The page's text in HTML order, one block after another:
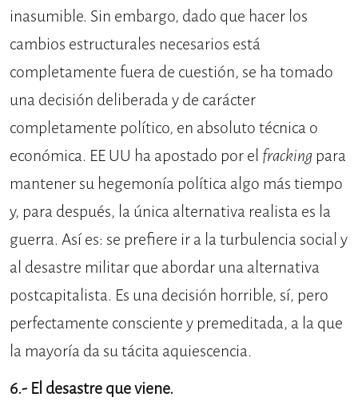
inasumible. Sin embargo, dado que hacer los
cambios estructurales necesarios está
completamente fuera de cuestión, se ha tomado
una decisión deliberada y de carácter
completamente político, en absoluto técnica o
económica. EE UU ha apostado por el fracking para
mantener su hegemonía política algo más tiempo
y, para después, la única alternativa realista es la
guerra. Así es: se prefiere ir a la turbulencia social y
al desastre militar que abordar una alternativa
postcapitalista. Es una decisión horrible, sí, pero
perfectamente consciente y premeditada, a la que
la mayoría da su tácita aquiescencia.
6.- El desastre que viene.